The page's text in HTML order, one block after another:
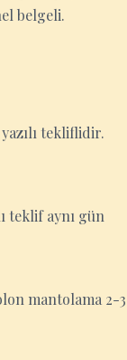
belgeli.
tekliflidir.
teklif aynı gün
mantolama 2-3